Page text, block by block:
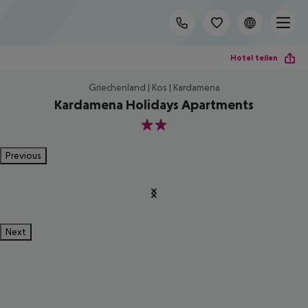
Hotel teilen
Griechenland | Kos | Kardamena
Kardamena Holidays Apartments
2
Previous
Next